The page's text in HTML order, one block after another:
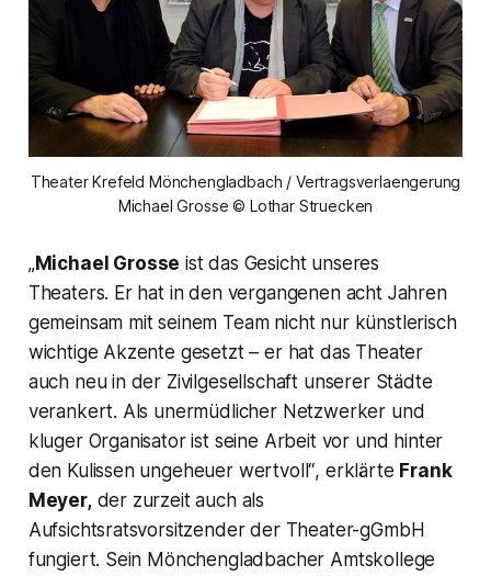
Theater Krefeld Mönchengladbach / Vertragsverlaengerung
Michael Grosse © Lothar Struecken
„Michael Grosse ist das Gesicht unseres
Theaters. Er hat in den vergangenen acht Jahren
gemeinsam mit seinem Team nicht nur künstlerisch
wichtige Akzente gesetzt – er hat das Theater
auch neu in der Zivilgesellschaft unserer Städte
verankert. Als unermüdlicher Netzwerker und
kluger Organisator ist seine Arbeit vor und hinter
den Kulissen ungeheuer wertvoll“, erklärte Frank
Meyer,der zurzeit auch als
Aufsichtsratsvorsitzender der Theater-gGmbH
fungiert. Sein Mönchengladbacher Amtskollege